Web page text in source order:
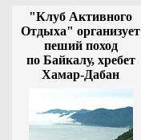
"Клуб Активного
Отдыха" организует
пеший поход
по Байкалу, хребет
Хамар-Дабан